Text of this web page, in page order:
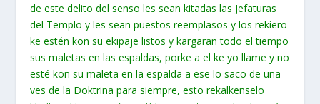
de este delito del senso les sean kitadas las Jefaturas
del Templo y les sean puestos reemplasos y los rekiero
ke estén kon su ekipaje listos y kargaran todo el tiempo
sus maletas en las espaldas, porke a el ke yo llame y no
esté kon su maleta en la espalda a ese lo saco de una
ves de la Doktrina para siempre, esto rekalkenselo